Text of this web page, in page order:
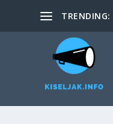
TRENDING: